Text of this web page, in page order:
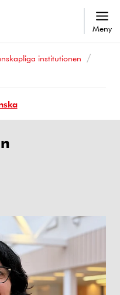
Meny
institutionen